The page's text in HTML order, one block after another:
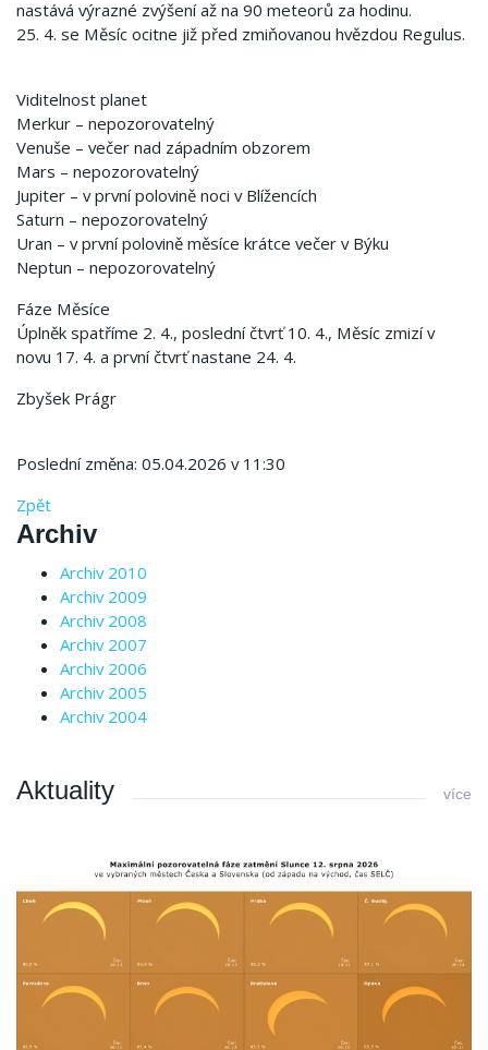
nastává výrazné zvýšení až na 90 meteorů za hodinu.
25. 4. se Měsíc ocitne již před zmiňovanou hvězdou Regulus.
Viditelnost planet
Merkur – nepozorovatelný
Venuše – večer nad západním obzorem
Mars – nepozorovatelný
Jupiter – v první polovině noci v Blížencích
Saturn – nepozorovatelný
Uran – v první polovině měsíce krátce večer v Býku
Neptun – nepozorovatelný
Fáze Měsíce
Úplněk spatříme 2. 4., poslední čtvrť 10. 4., Měsíc zmizí v
novu 17. 4. a první čtvrť nastane 24. 4.
Zbyšek Prágr
Poslední změna: 05.04.2026 v 11:30
Zpět
Archiv
Archiv 2010
Archiv 2009
Archiv 2008
Archiv 2007
Archiv 2006
Archiv 2005
Archiv 2004
Aktuality více